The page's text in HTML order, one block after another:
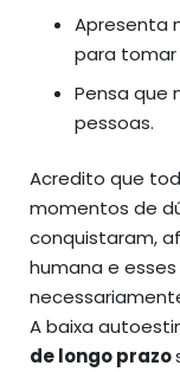
Apresenta
para tomar
Pensa que
pessoas.
Acredito que
momentos de
conquistaram,
humana e
A baixa
de longo prazo